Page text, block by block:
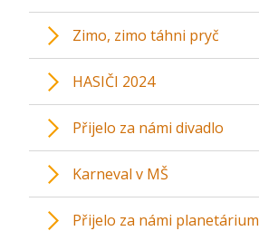
Zimo, zimo táhni pryč
HASIČI 2024
Přijelo za námi divadlo
Karneval v MŠ
Přijelo za námi planetárium